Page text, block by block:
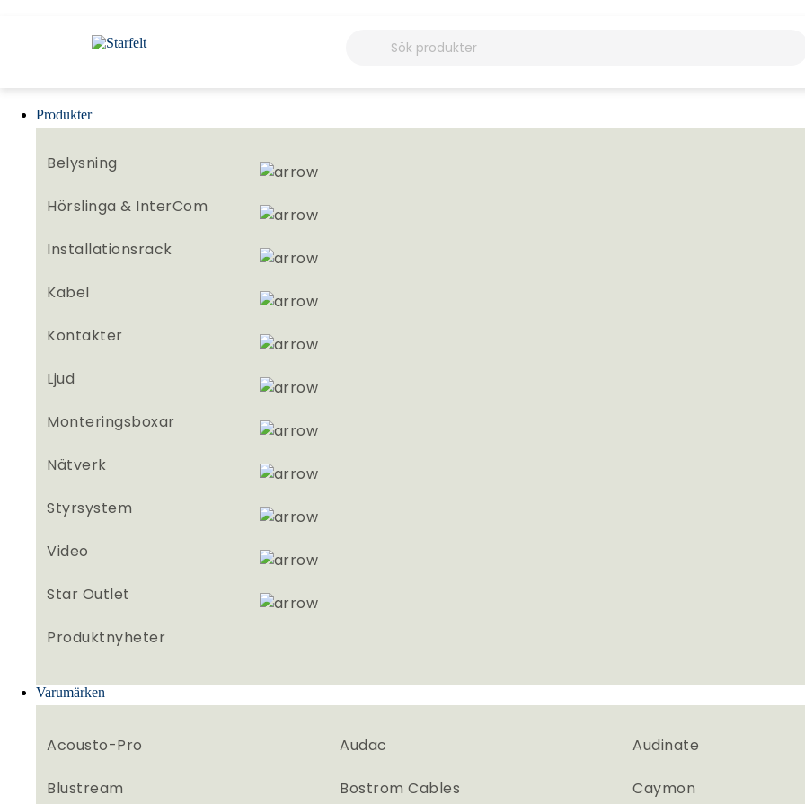
Produkter
Belysning
Hörslinga & InterCom
Installationsrack
Kabel
Kontakter
Ljud
Monteringsboxar
Nätverk
Styrsystem
Video
Star Outlet
Produktnyheter
Varumärken
Acousto-Pro Audac Audinate
Blustream Bostrom Cables Caymon